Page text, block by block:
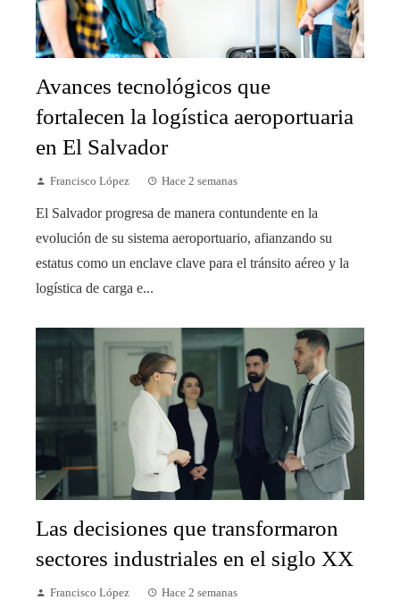
Avances tecnológicos que
fortalecen la logística aeroportuaria
en El Salvador
Francisco López Hace 2 semanas
El Salvador progresa de manera contundente en la
evolución de su sistema aeroportuario, afianzando su
estatus como un enclave clave para el tránsito aéreo y la
logística de carga e...
Las decisiones que transformaron
sectores industriales en el siglo XX
Francisco López Hace 2 semanas